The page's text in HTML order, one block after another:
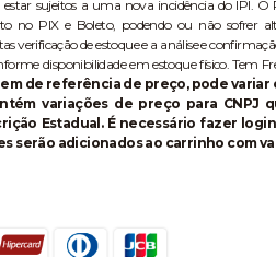
sujeitos a uma nova incidência do IPI. O
no PIX e Boleto, podendo ou não sofrer
verificação de estoque e a análise e
disponibilidade em estoque físico. Tem
de referência de preço, pode variar
variações de preço para CNPJ
Estadual. É necessário fazer
serão adicionados ao carrinho com